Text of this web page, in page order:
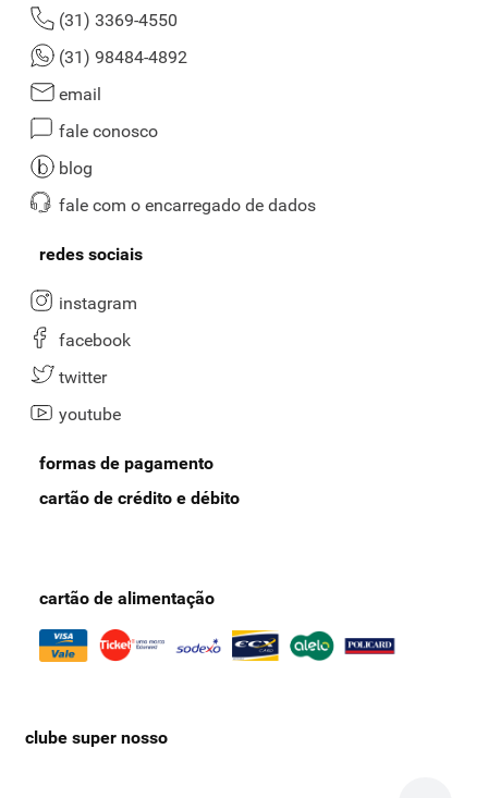
(31) 3369-4550
(31) 98484-4892
email
fale conosco
blog
fale com o encarregado de dados
redes sociais
instagram
facebook
twitter
youtube
formas de pagamento
cartão de crédito e débito
cartão de alimentação
clube super nosso